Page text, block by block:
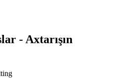
- Axtarışın